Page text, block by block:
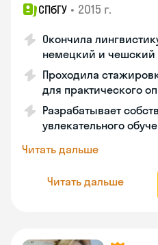
СПбГУ • 2015 г.
Окончила
немецкий и чешский
Проходила
для практического
Разрабатывает
увлекательного
Читать дальше
Читать дальше